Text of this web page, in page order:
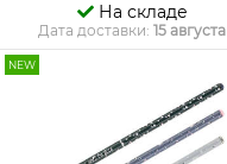
На складе
Дата доставки: 15 августа
NEW